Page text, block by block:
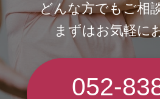
どんな方でもご相
まずはお気軽に
052-